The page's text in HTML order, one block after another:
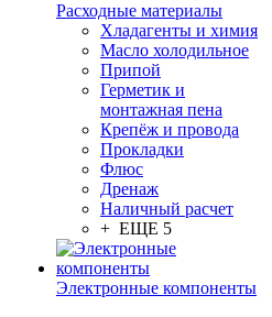
Расходные материалы
Хладагенты и химия
Масло холодильное
Припой
Герметик и
монтажная пена
Крепёж и провода
Прокладки
Флюс
Дренаж
Наличный расчет
+ ЕЩЕ 5
Электронные компоненты